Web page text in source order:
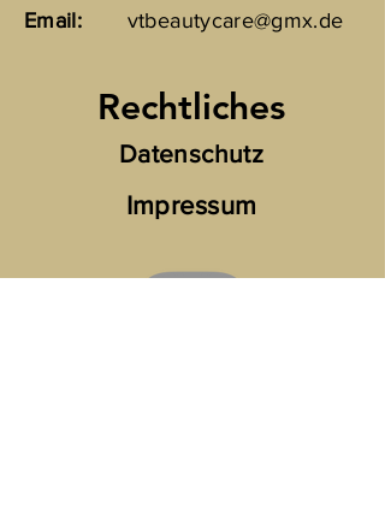
Email:
vtbeautycare@gmx.de
Rechtliches
Datenschutz
Impressum